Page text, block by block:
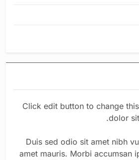
Click edit button to change
dolor
Duis sed odio sit amet nibh
amet mauris. Morbi accumsan